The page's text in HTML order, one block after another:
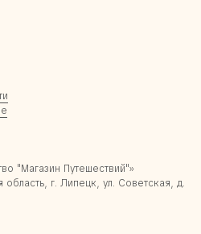
"Магазин Путешествий"»
г. Липецк, ул. Советская, д.